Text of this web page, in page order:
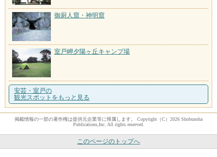
御厨人窟・神明窟
室戸岬夕陽ヶ丘キャンプ場
安芸・室戸の
観光スポットをもっと見る
掲載情報の一部の著作権は提供元企業等に帰属します。 Copyright（C）2026 Shobunsha
Publications,Inc. All rights reserved.
このページのトップへ